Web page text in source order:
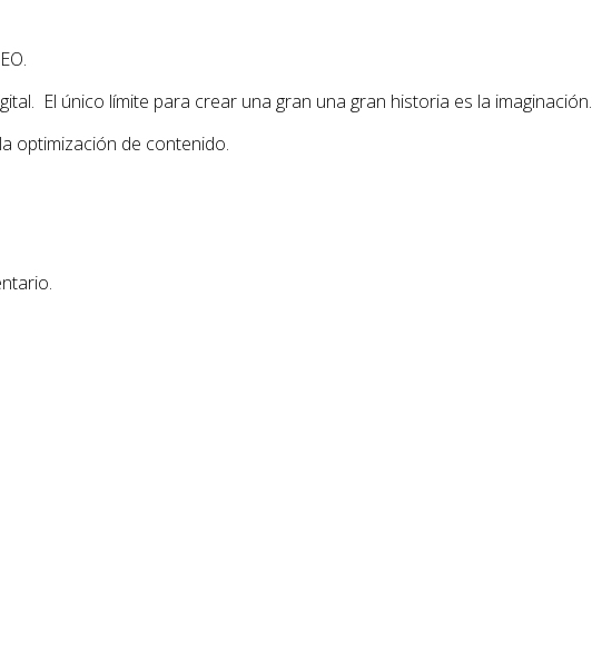
El único límite para crear una gran una gran historia es la imaginación.
optimización de contenido.